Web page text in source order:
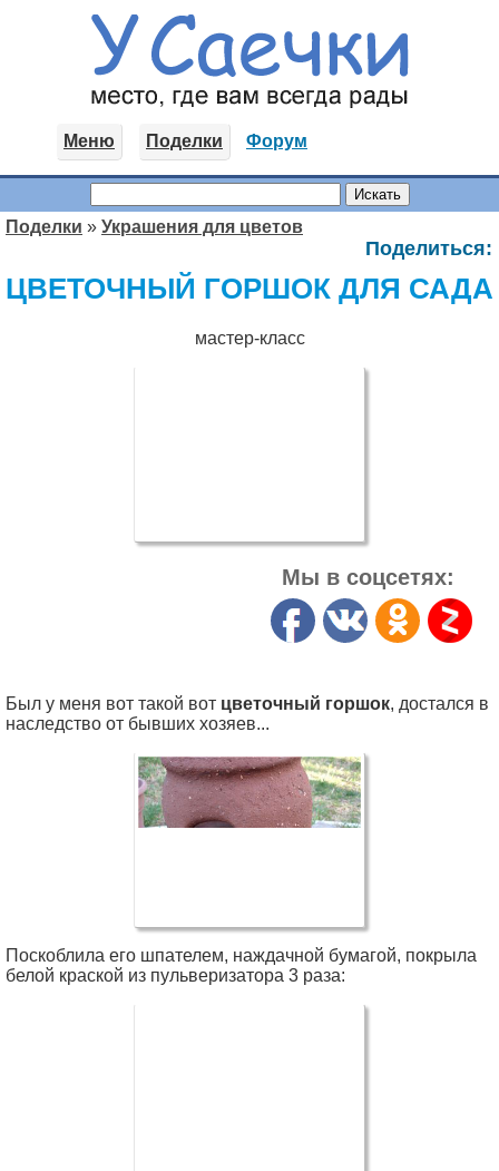
Меню Поделки Форум
Поделки » Украшения для цветов
Поделиться:
ЦВЕТОЧНЫЙ ГОРШОК ДЛЯ САДА
мастер-класс
Мы в соцсетях:
Был у меня вот такой вот цветочный горшок, достался в
наследство от бывших хозяев...
Поскоблила его шпателем, наждачной бумагой, покрыла
белой краской из пульверизатора 3 раза: